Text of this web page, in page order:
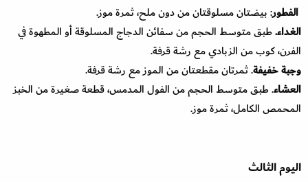
الفطور: بيضتان مسلوقتان من دون ملح، ثمرة موز.
الغداء.طبق متوسط الحجم من سفائن الدجاج المسلوقة أو المطهوة في
الفرن، كوب من الزبادي مع رشة قرفة.
وجبة خفيفة. ثمرتان مقطعتان من الموز مع رشة قرفة.
العشاء. طبق متوسط الحجم من الفول المدمس، قطعة صغيرة من الخبز
المحمص الكامل، ثمرة موز.
اليوم الثالث